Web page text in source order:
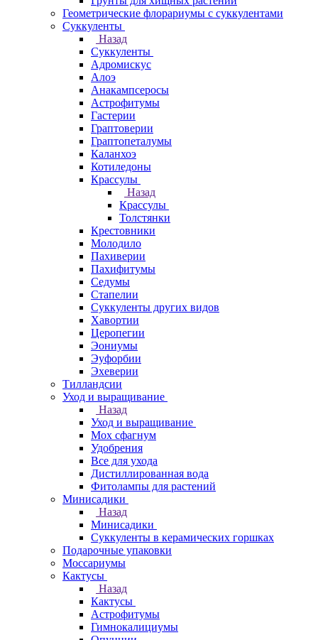
Геометрические флорариумы с суккулентами
Суккуленты
Назад
Суккуленты
Адромискус
Алоэ
Анакампсеросы
Астрофитумы
Гастерии
Граптоверии
Граптопеталумы
Каланхоэ
Котиледоны
Крассулы
Назад
Крассулы
Толстянки
Крестовники
Молодило
Пахиверии
Пахифитумы
Седумы
Стапелии
Суккуленты других видов
Хавортии
Церопегии
Эониумы
Эуфорбии
Эхеверии
Тилландсии
Уход и выращивание
Назад
Уход и выращивание
Мох сфагнум
Удобрения
Все для ухода
Дистиллированная вода
Фитолампы для растений
Минисадики
Назад
Минисадики
Суккуленты в керамических горшках
Подарочные упаковки
Моссариумы
Кактусы
Назад
Кактусы
Астрофитумы
Гимнокалициумы